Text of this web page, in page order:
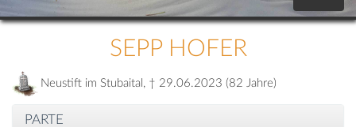
SEPP HOFER
Neustift im Stubaital, † 29.06.2023 (82 Jahre)
PARTE